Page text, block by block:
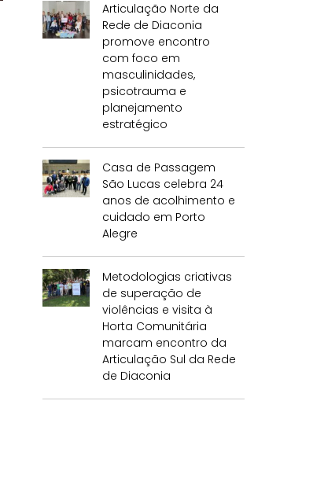
Articulação Norte da
Rede de Diaconia
promove encontro
com foco em
masculinidades,
psicotrauma e
planejamento
estratégico
Casa de Passagem
São Lucas celebra 24
anos de acolhimento e
cuidado em Porto
Alegre
Metodologias criativas
de superação de
violências e visita à
Horta Comunitária
marcam encontro da
Articulação Sul da Rede
de Diaconia